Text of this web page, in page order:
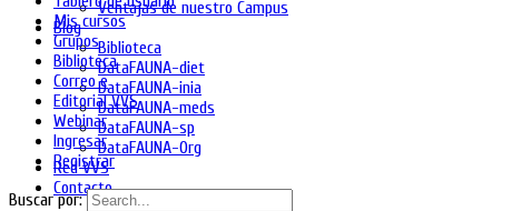
Ventajas de nuestro Campus
Blog
Biblioteca
DataFAUNA-diet
DataFAUNA-inia
DataFAUNA-meds
DataFAUNA-sp
DataFAUNA-Org
Red VVS
Contacto
Mis cursos
Grupos
Biblioteca
Correo e
Editorial VVS
Webinar
Ingresar
Registrar
Buscar por: